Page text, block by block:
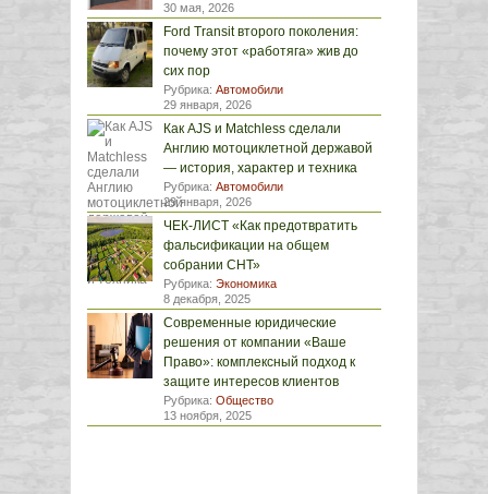
30 мая, 2026
Ford Transit второго поколения:
почему этот «работяга» жив до
сих пор
Рубрика: Автомобили
29 января, 2026
Как AJS и Matchless сделали
Англию мотоциклетной державой
— история, характер и техника
Рубрика: Автомобили
29 января, 2026
ЧЕК-ЛИСТ «Как предотвратить
фальсификации на общем
собрании СНТ»
Рубрика: Экономика
8 декабря, 2025
Современные юридические
решения от компании «Ваше
Право»: комплексный подход к
защите интересов клиентов
Рубрика: Общество
13 ноября, 2025